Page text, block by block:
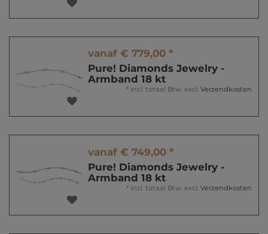
vanaf € 779,00 *
Pure! Diamonds Jewelry -
Armband 18 kt
* incl. totaal Btw. excl. Verzendkosten
vanaf € 749,00 *
Pure! Diamonds Jewelry -
Armband 18 kt
* incl. totaal Btw. excl. Verzendkosten